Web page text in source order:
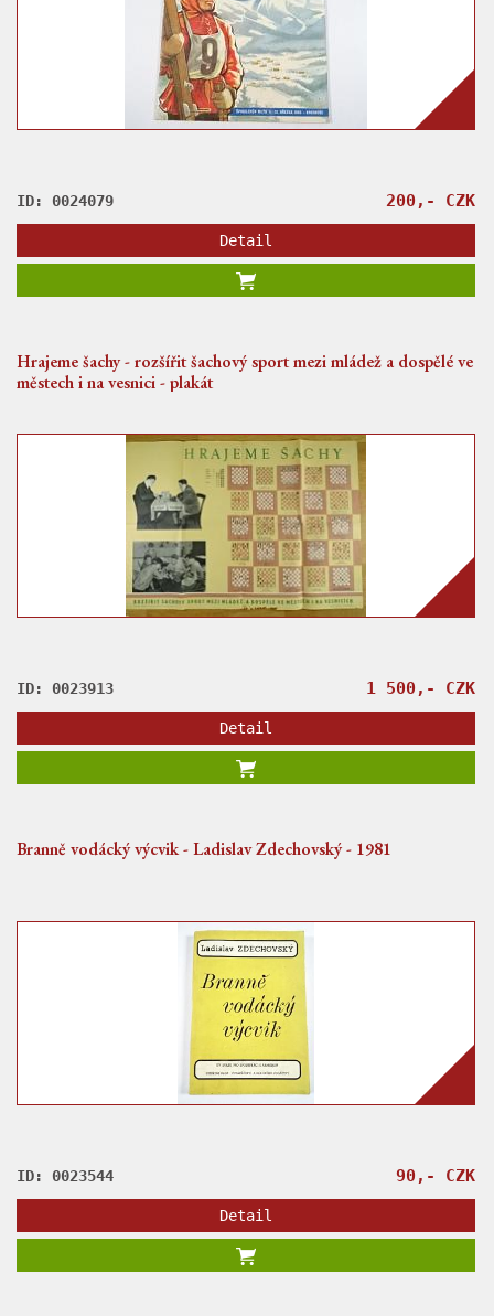
ID: 0024079 200,- CZK
Detail
Hrajeme šachy - rozšířit šachový sport mezi mládež a dospělé ve
městech i na vesnici - plakát
ID: 0023913 1 500,- CZK
Detail
Branně vodácký výcvik - Ladislav Zdechovský - 1981
ID: 0023544 90,- CZK
Detail